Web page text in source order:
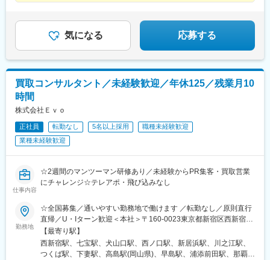
越前駅、新丸子駅、神奈川駅、栄町駅(千葉県)、東海神駅、東京デ
ィズニーランド・ステーション駅、すすきの駅、杉並町駅、あお
ば通駅、日吉町駅、第一通り駅、七ツ屋駅、福井駅(福井県)、電鉄
富山駅、大阪難波駅、三宮駅(神戸新交通)、京都河原町駅、四宮
駅、紙屋町東駅、胡町駅、天神南駅、旦過駅、五島町駅、朝日通
駅
公園駅、蛍池駅、津久見駅、松浦駅、石橋駅(長崎県)、上田駅、小
作駅、和泉多摩川駅、井荻駅、阿波山川駅、石井駅(徳島県)、南小
松島駅、ゆいの杜東駅、高久駅、五位堂駅、富雄駅、西加積駅、
東野尻駅、ハーモニーホール駅、遠賀川駅、行橋駅、糸島高校前
駅、保原駅、会津若松駅、原ノ町駅、山陽網干駅、三木駅(神戸電
鉄線)、南小樽駅、稲積公園駅、苫小牧駅、和歌山港駅、淀屋橋
守谷駅、ゆめみ野駅、北春日部駅、上星川駅、善行駅、三崎口
駅、内宿駅、柏の葉キャンパス駅、岩瀬駅、古河駅、鶴瀬駅、東
武動物公園駅、上板橋駅、本厚木駅、亀戸水神駅、東千葉駅、高
田駅(神奈川県)、向ケ丘遊園駅、北山田駅(神奈川県)、西武柳沢
駅、川和町駅、雀宮駅、岡本駅(栃木県)、木更津駅、北松戸駅、武
里駅、栗橋駅、樅山駅、湯河原駅、松戸駅、東富岡駅、新鹿沼
駅、楡木駅、原木中山駅、東林間駅、東武宇都宮駅、秩父駅、小
駅、新守谷駅、流山おおたかの森駅、南柏駅、明大前駅、塚原
駅、瀬谷駅、北茅ケ崎駅、千葉ニュータウン中央駅、柏駅、西小
泉駅、公津の杜駅、八街駅、茂原駅、牛浜駅、藤沢駅、雑色駅、
西立川駅、北八王子駅、三鷹駅、曳舟駅、西葛西駅、逗子駅、宮
崎台駅、並木北駅、古淵駅、矢板駅、北真岡駅、伊勢原駅、淵野
気になる 応募する
買取コンサルタント／未経験歓迎／年休125／残業月10
時間
株式会社Ｅｖｏ
正社員 転勤なし 5名以上採用
職種未経験歓迎
業種未経験歓迎
仕事内容
☆2週間のマンツーマン研修あり／未経験からPR集客・買取営業
にチャレンジ☆テレアポ・飛び込みなし
勤務地
☆全国募集／通いやすい勤務地で働けます ／転勤なし／原則直行
直帰／U・Iターン歓迎＜本社＞〒160-0023東京都新宿区西新宿五
丁目1番1号 住友不動産新宿ファーストタワー3階※転居を伴う転
勤はありません。■その他勤務地・都内23区、関東のプロジェク
ト先やご希望の全国
【最寄り駅】
西新宿駅、七宝駅、犬山口駅、西ノ口駅、新居浜駅、川之江駅、
つくば駅、下妻駅、高島駅(岡山県)、早島駅、浦添前田駅、那覇空